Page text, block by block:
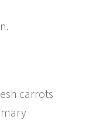
carrots